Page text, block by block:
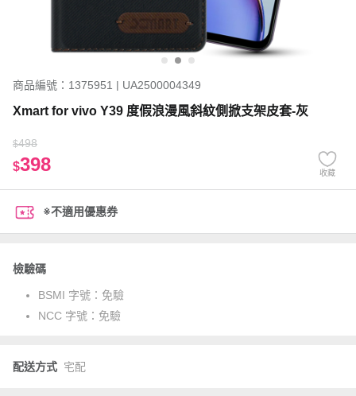
商品編號：1375951 | UA2500004349
Xmart for vivo Y39 度假浪漫風斜紋側掀支架皮套-灰
$498
$398 收藏
※不適用優惠券
檢驗碼
BSMI 字號： 免驗
NCC 字號： 免驗
配送方式 宅配